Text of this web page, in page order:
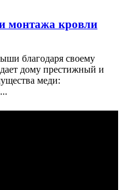
монтажа кровли
благодаря своему
дому престижный и
меди: